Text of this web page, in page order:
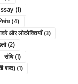
(1)
(4)
और लोकोक्तियाँ(3)
(2)
संधि(1)
शब्द) (1)